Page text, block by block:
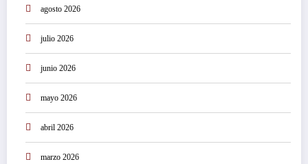
agosto 2026
julio 2026
junio 2026
mayo 2026
abril 2026
marzo 2026